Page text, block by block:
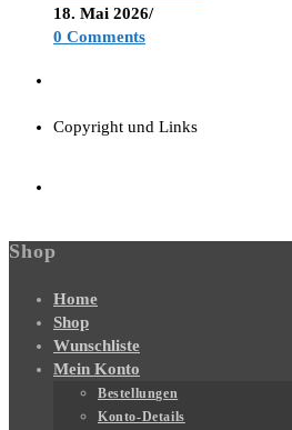
18. Mai 2026/
0 Comments
Copyright und Links
Shop
Home
Shop
Wunschliste
Mein Konto
Bestellungen
Konto-Details